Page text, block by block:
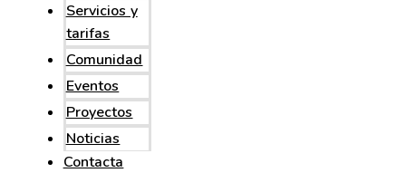
Servicios y
tarifas
Comunidad
Eventos
Proyectos
Noticias
Contacta